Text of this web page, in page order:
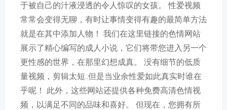
于被自己的汁液浸透的令人惊叹的女孩。 性爱视频
常常会变得无聊，有时让事情变得有趣的最简单方法
就是在其中添加人物！ 我们在这里链接的色情网站
展示了精心编写的成人小说，它们将带您进入另一个
更性感的世界，在那里幻想成真。 没有细节的低质
量视频，剪辑太短..但是当业余性爱如此真实时谁在
乎呢！ 此外，这些网站还提供各种免费高清色情视
频，以满足不同的品味和喜好。 但现在，您拥有所